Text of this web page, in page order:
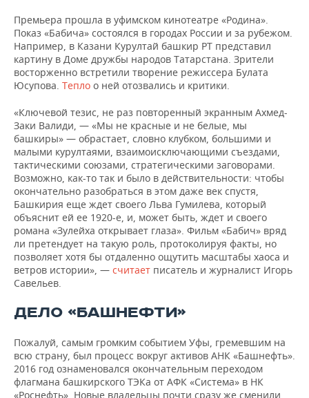
Премьера прошла в уфимском кинотеатре «Родина».
Показ «Бабича» состоялся в городах России и за рубежом.
Например, в Казани Курултай башкир РТ представил
картину в Доме дружбы народов Татарстана. Зрители
восторженно встретили творение режиссера Булата
Юсупова. Тепло о ней отозвались и критики.
«Ключевой тезис, не раз повторенный экранным Ахмед-
Заки Валиди, — «Мы не красные и не белые, мы
башкиры» — обрастает, словно клубком, большими и
малыми курултаями, взаимоисключающими съездами,
тактическими союзами, стратегическими заговорами.
Возможно, как-то так и было в действительности: чтобы
окончательно разобраться в этом даже век спустя,
Башкирия еще ждет своего Льва Гумилева, который
объяснит ей ее 1920-е, и, может быть, ждет и своего
романа «Зулейха открывает глаза». Фильм «Бабич» вряд
ли претендует на такую роль, протоколируя факты, но
позволяет хотя бы отдаленно ощутить масштабы хаоса и
ветров истории», — считает писатель и журналист Игорь
Савельев.
ДЕЛО «БАШНЕФТИ»
Пожалуй, самым громким событием Уфы, гремевшим на
всю страну, был процесс вокруг активов АНК «Башнефть».
2016 год ознаменовался окончательным переходом
флагмана башкирского ТЭКа от АФК «Система» в НК
«Роснефть». Новые владельцы почти сразу же сменили